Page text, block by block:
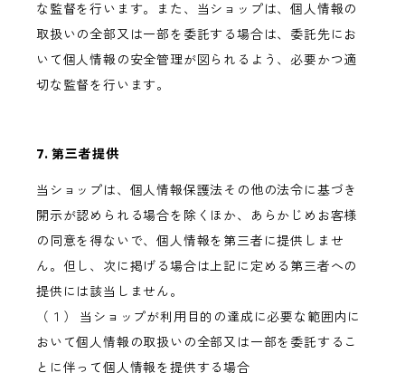
な監督を行います。また、当ショップは、個人情報の
取扱いの全部又は一部を委託する場合は、委託先にお
いて個人情報の安全管理が図られるよう、必要かつ適
切な監督を行います。
7. 第三者提供
当ショップは、個人情報保護法その他の法令に基づき
開示が認められる場合を除くほか、あらかじめお客様
の同意を得ないで、個人情報を第三者に提供しませ
ん。但し、次に掲げる場合は上記に定める第三者への
提供には該当しません。
（１） 当ショップが利用目的の達成に必要な範囲内に
おいて個人情報の取扱いの全部又は一部を委託するこ
とに伴って個人情報を提供する場合